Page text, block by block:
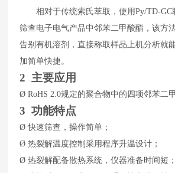
相对于传统索氏萃取，使用Py/TD-GC
筛查电子电气产品中邻苯二甲酸酯，该方
告别有机溶剂，直接称取样品上机分析就
加简单快捷。
2 主要应用
ØRoHS 2.0规定的聚合物中的四项邻苯二
3功能特点
Ø快速筛查，操作简单；
Ø热裂解温度控制采用程序升温设计；
Ø热裂解配备散热系统，仪器准备时间短；